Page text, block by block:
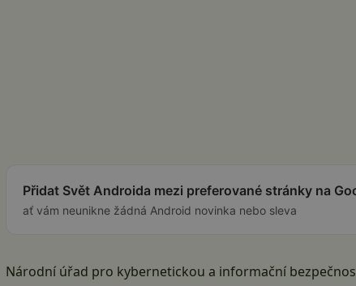
Přidat Svět Androida mezi preferované stránky na
ať vám neunikne žádná Android novinka nebo sleva
Národní úřad pro kybernetickou a informační